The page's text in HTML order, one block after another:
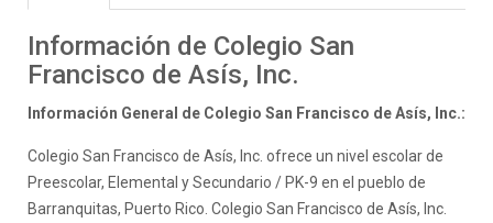
Información de Colegio San
Francisco de Asís, Inc.
Información General de Colegio San Francisco de Asís, Inc.:
Colegio San Francisco de Asís, Inc. ofrece un nivel escolar de
Preescolar, Elemental y Secundario / PK-9 en el pueblo de
Barranquitas, Puerto Rico. Colegio San Francisco de Asís, Inc.